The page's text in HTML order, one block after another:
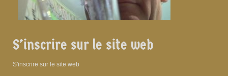
S’inscrire sur le site web
S'inscrire sur le site web